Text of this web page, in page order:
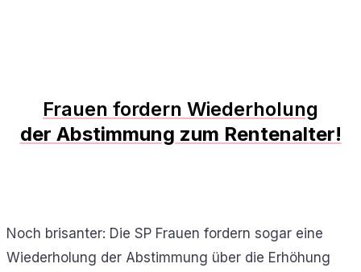
Frauen fordern Wiederholung
der Abstimmung zum Rentenalter!
Noch brisanter: Die SP Frauen fordern sogar eine
Wiederholung der Abstimmung über die Erhöhung